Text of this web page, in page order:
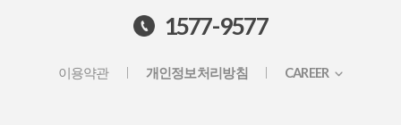
1577-9577
이용약관 개인정보처리방침 CAREER